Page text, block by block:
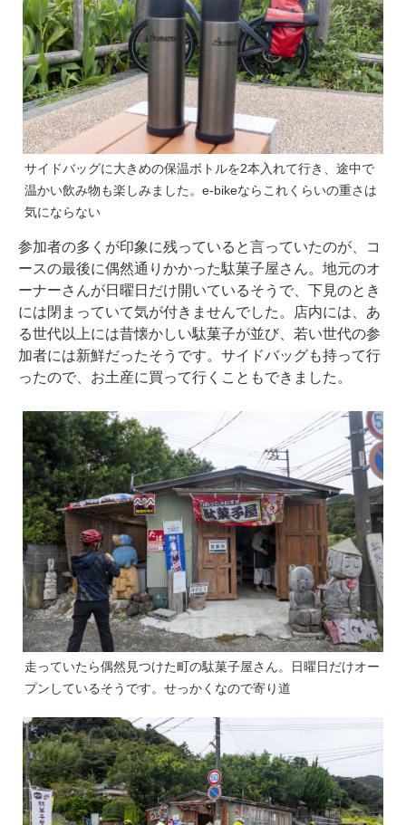
サイドバッグに大きめの保温ボトルを2本入れて行き、途中で
温かい飲み物も楽しみました。e-bikeならこれくらいの重さは
気にならない
参加者の多くが印象に残っていると言っていたのが、コ
ースの最後に偶然通りかかった駄菓子屋さん。地元のオ
ーナーさんが日曜日だけ開いているそうで、下見のとき
には閉まっていて気が付きませんでした。店内には、あ
る世代以上には昔懐かしい駄菓子が並び、若い世代の参
加者には新鮮だったそうです。サイドバッグも持って行
ったので、お土産に買って行くこともできました。
走っていたら偶然見つけた町の駄菓子屋さん。日曜日だけオー
プンしているそうです。せっかくなので寄り道